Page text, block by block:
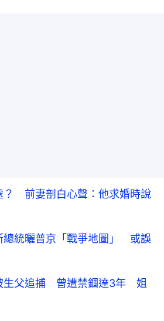
？ 前妻剖白心聲：他求婚時說
總統曬普京「戰爭地圖」 或誤
生父追捕 曾遭禁錮達3年 姐